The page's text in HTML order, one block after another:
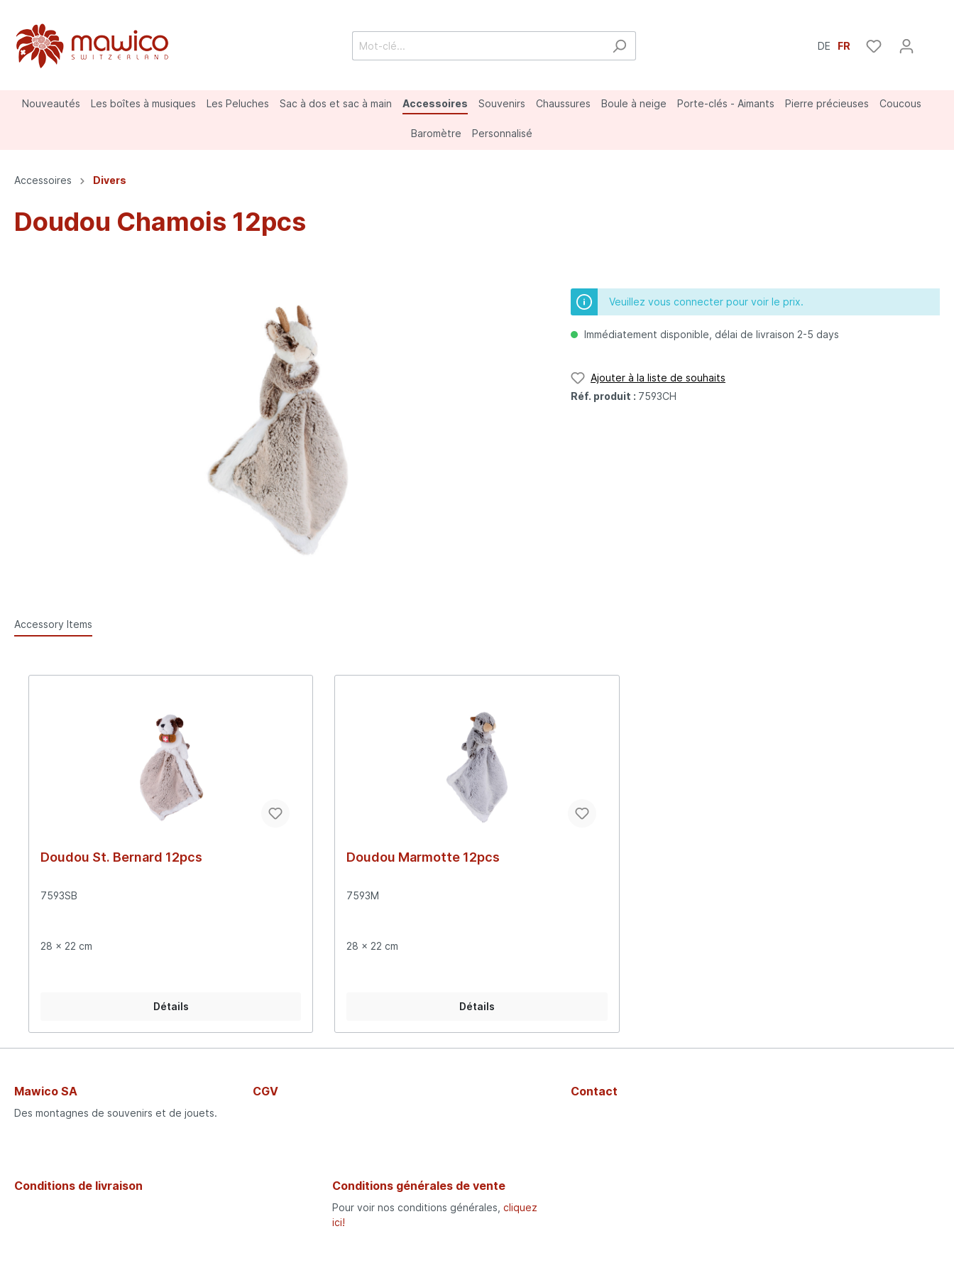
DE FR
Nouveautés Les boîtes à musiques Les Peluches Sac à dos et sac à main Accessoires Souvenirs Chaussures Boule à neige Porte-clés - Aimants Pierre précieuses Coucous
Baromètre Personnalisé
Accessoires Divers
Doudou Chamois 12pcs
Veuillez vous connecter pour voir le prix.
Immédiatement disponible, délai de livraison 2-5 days
Ajouter à la liste de souhaits
Réf. produit : 7593CH
Accessory Items
Doudou St. Bernard 12pcs
7593SB
28 x 22 cm
Détails
Doudou Marmotte 12pcs
7593M
28 x 22 cm
Détails
Mawico SA
Des montagnes de souvenirs et de jouets.
CGV Contact
Conditions de livraison Conditions générales de vente
Pour voir nos conditions générales, cliquez
ici!